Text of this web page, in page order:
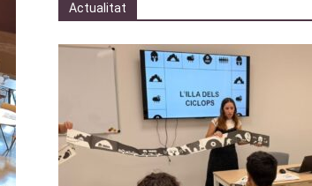
Actualitat